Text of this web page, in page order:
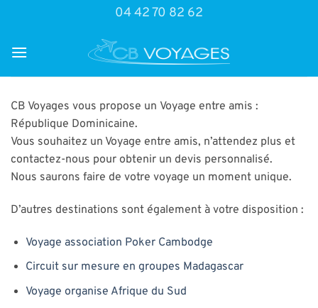
04 42 70 82 62
CB Voyages vous propose un Voyage entre amis :
République Dominicaine.
Vous souhaitez un Voyage entre amis, n’attendez plus et
contactez-nous pour obtenir un devis personnalisé.
Nous saurons faire de votre voyage un moment unique.
D’autres destinations sont également à votre disposition :
Voyage association Poker Cambodge
Circuit sur mesure en groupes Madagascar
Voyage organise Afrique du Sud